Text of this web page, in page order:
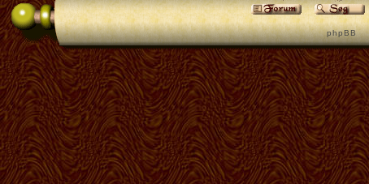
p h p B B